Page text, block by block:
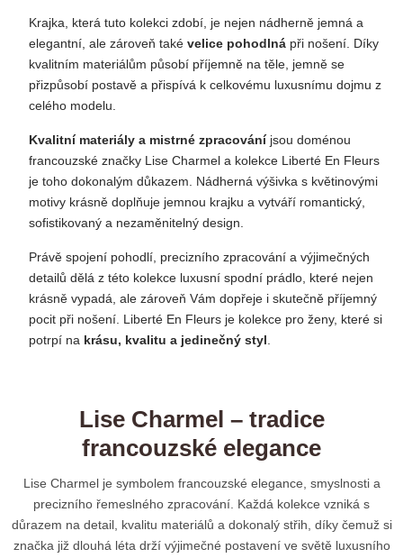
Krajka, která tuto kolekci zdobí, je nejen nádherně jemná a
elegantní, ale zároveň také velice pohodlná při nošení. Díky
kvalitním materiálům působí příjemně na těle, jemně se
přizpůsobí postavě a přispívá k celkovému luxusnímu dojmu z
celého modelu.
Kvalitní materiály a mistrné zpracováníjsou doménou
francouzské značky Lise Charmel a kolekce Liberté En Fleurs
je toho dokonalým důkazem. Nádherná výšivka s květinovými
motivy krásně doplňuje jemnou krajku a vytváří romantický,
sofistikovaný a nezaměnitelný design.
Právě spojení pohodlí, precizního zpracování a výjimečných
detailů dělá z této kolekce luxusní spodní prádlo, které nejen
krásně vypadá, ale zároveň Vám dopřeje i skutečně příjemný
pocit při nošení. Liberté En Fleurs je kolekce pro ženy, které si
potrpí na krásu, kvalitu a jedinečný styl.
Lise Charmel – tradice
francouzské elegance
Lise Charmel je symbolem francouzské elegance, smyslnosti a
precizního řemeslného zpracování. Každá kolekce vzniká s
důrazem na detail, kvalitu materiálů a dokonalý střih, díky čemuž si
značka již dlouhá léta drží výjimečné postavení ve světě luxusního